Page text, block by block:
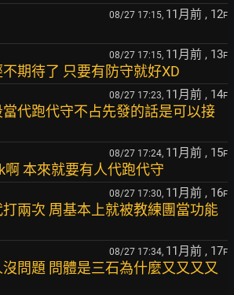
08/27 17:15, 11月前 , 12F
08/27 17:15, 11月前 , 13F
期待了 只要有防守就好XD
08/27 17:23, 11月前 , 14F
代跑代守不占先發的話是可以接
08/27 17:24, 11月前 , 15F
啊 本來就要有人代跑代守
08/27 17:30, 11月前 , 16F
兩次 周基本上就被教練團當功能
08/27 17:34, 11月前 , 17F
問題 問體是三石為什麼又又又又